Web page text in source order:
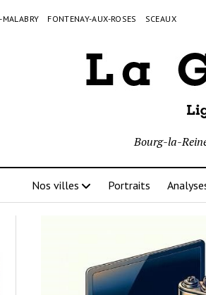
MALABRY FONTENAY-AUX-ROSES SCEAUX
Bourg-la-
Nos villes Portraits